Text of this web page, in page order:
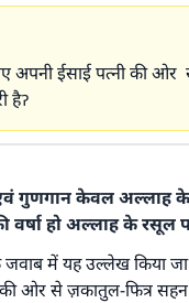
अपनी ईसाई पत्नी की
हैॽ
एवं गुणगान केवल अल्लाह
हो अल्लाह के रसूल
जवाब में यह उल्लेख किया
ओर से ज़कातुल-फित्र